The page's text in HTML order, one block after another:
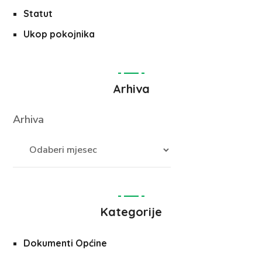
Statut
Ukop pokojnika
Arhiva
Arhiva
Kategorije
Dokumenti Općine